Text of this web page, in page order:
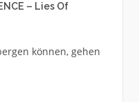
– Lies Of
können, gehen